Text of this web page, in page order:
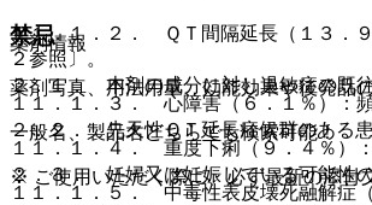
禁忌
２．１． 本剤の成分に対し過敏症の既
２．２． 先天性ＱＴ延長症候群のある
２．３． 妊婦又は妊娠している可能性
１１．１．２． ＱＴ間隔延長（１３．
２参照〕。
１１．１．３． 心障害（６．１％）：
１１．１．４． 重度下痢（９．４％）
１１．１．５． 中毒性表皮壊死融解症
薬剤情報
薬剤写真、用法用量、効能効果や後発品
一般名、製品名どちらでも検索可能！
※ ご使用いただく際に、必ず最新の添付